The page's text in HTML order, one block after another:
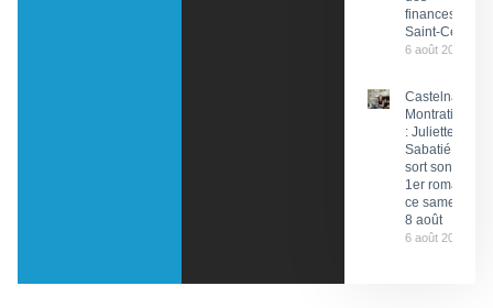
finances de
Saint-Céré
6 août 2026
Castelnau-
Montratier
: Juliette
Sabatié
sort son
1er roman
ce samedi
8 août
6 août 2026